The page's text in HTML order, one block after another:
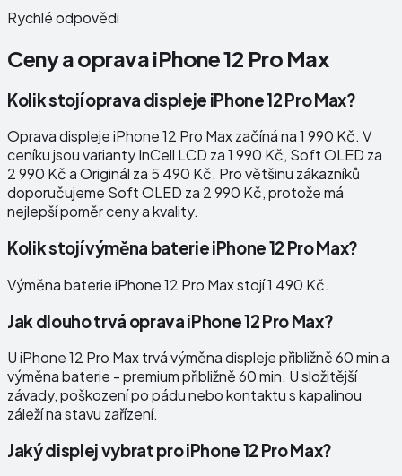
Rychlé odpovědi
Ceny a opravaiPhone 12 Pro Max
Kolik stojí oprava displeje iPhone 12 Pro Max?
Oprava displeje iPhone 12 Pro Max začíná na 1 990 Kč. V
ceníku jsou varianty InCell LCD za 1 990 Kč, Soft OLED za
2 990 Kč a Originál za 5 490 Kč. Pro většinu zákazníků
doporučujeme Soft OLED za 2 990 Kč, protože má
nejlepší poměr ceny a kvality.
Kolik stojí výměna baterie iPhone 12 Pro Max?
Výměna baterie iPhone 12 Pro Max stojí 1 490 Kč.
Jak dlouho trvá oprava iPhone 12 Pro Max?
U iPhone 12 Pro Max trvá výměna displeje přibližně 60 min a
výměna baterie - premium přibližně 60 min. U složitější
závady, poškození po pádu nebo kontaktu s kapalinou
záleží na stavu zařízení.
Jaký displej vybrat pro iPhone 12 Pro Max?